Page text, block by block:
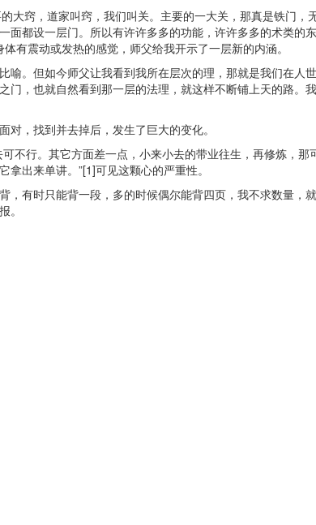
窍，道家叫窍，我们叫关。主要的一大关，那真是铁门，
都设一层门。所以有许许多多的功能，许许多多的术类的
有震动或发热的感觉，师父给我开示了一层新的内涵。
。但如今师父让我看到我所在层次的理，那就是我们在人
，也就自然看到那一层的法理，就这样不断铺上天的路。
，找到并去掉后，发生了巨大的变化。
不行。其它方面差一点，小来小去的带业往生，再修炼，
出来单讲。”[1]可见这颗心的严重性。
有时只能背一段，多的时候偶尔能背四页，我不求数量，
。